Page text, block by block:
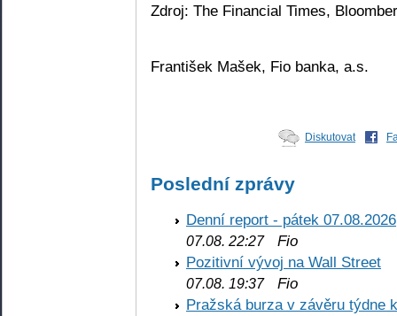
Zdroj: The Financial Times,
František Mašek, Fio banka, a.s.
Diskutovat
Poslední zprávy
Denní report - pátek 07.08.2026
07.08. 22:27Fio
Pozitivní vývoj na Wall Street
07.08. 19:37Fio
Pražská burza v závěru týdne